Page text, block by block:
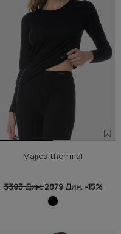
Majica therrmal
3393 Дин.2879 Дин. -15%